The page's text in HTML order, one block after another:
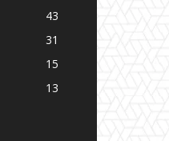
43
31
15
13